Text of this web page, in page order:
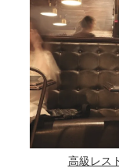
高級レス